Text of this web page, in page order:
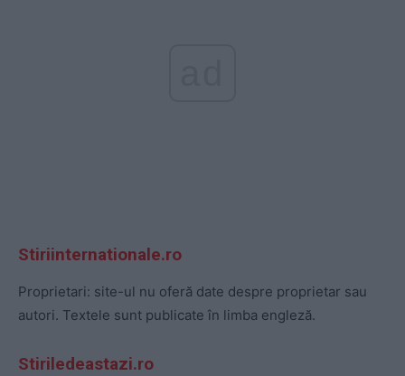
Stiriinternationale.ro
Proprietari: site-ul nu oferă date despre proprietar sau
autori. Textele sunt publicate în limba engleză.
Stiriledeastazi.ro